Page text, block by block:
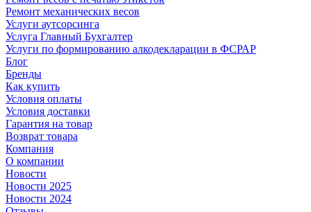
Ремонт механических весов
Услуги аутсорсинга
Услуга Главный Бухгалтер
Услуги по формированию алкодекларации в ФСРАР
Блог
Бренды
Как купить
Условия оплаты
Условия доставки
Гарантия на товар
Возврат товара
Компания
О компании
Новости
Новости 2025
Новости 2024